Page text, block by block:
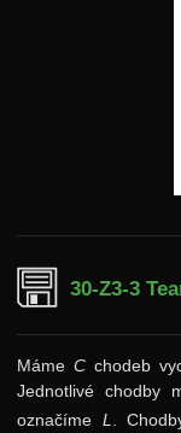
30-Z3-3
MámeC chodeb
Jednotlivé chodby
označíme L .